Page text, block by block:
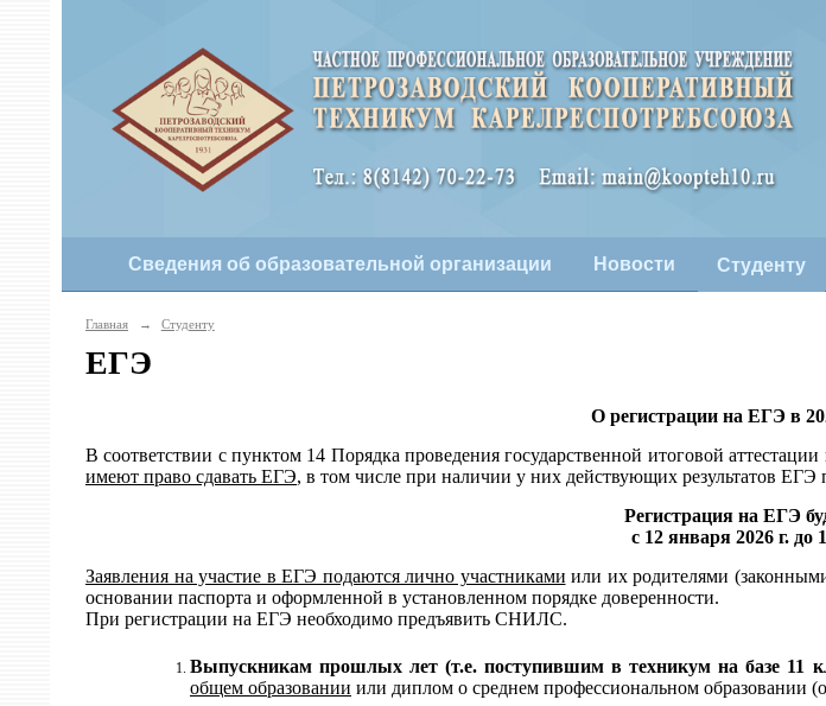
Сведения об образовательной организации Новости Студенту
Главная → Студенту
ЕГЭ
О регистрации на ЕГЭ в
В соответствии с пунктом 14 Порядка проведения государственной итоговой
имеют право сдавать ЕГЭ, в том числе при наличии у них действующих результатов ЕГЭ
Регистрация на ЕГЭ
с 12 января 2026 г. до
Заявления на участие в ЕГЭ подаются лично участниками или их родителями
основании паспорта и оформленной в установленном порядке доверенности.
При регистрации на ЕГЭ необходимо предъявить СНИЛС.
Выпускникам прошлых лет (т.е.поступившим в техникумна базе 11
общем образовании или диплом о среднем профессиональном образовании